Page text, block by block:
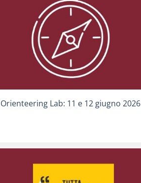
Titolo card:
Orienteering Lab: 11 e 12 giugno 2026